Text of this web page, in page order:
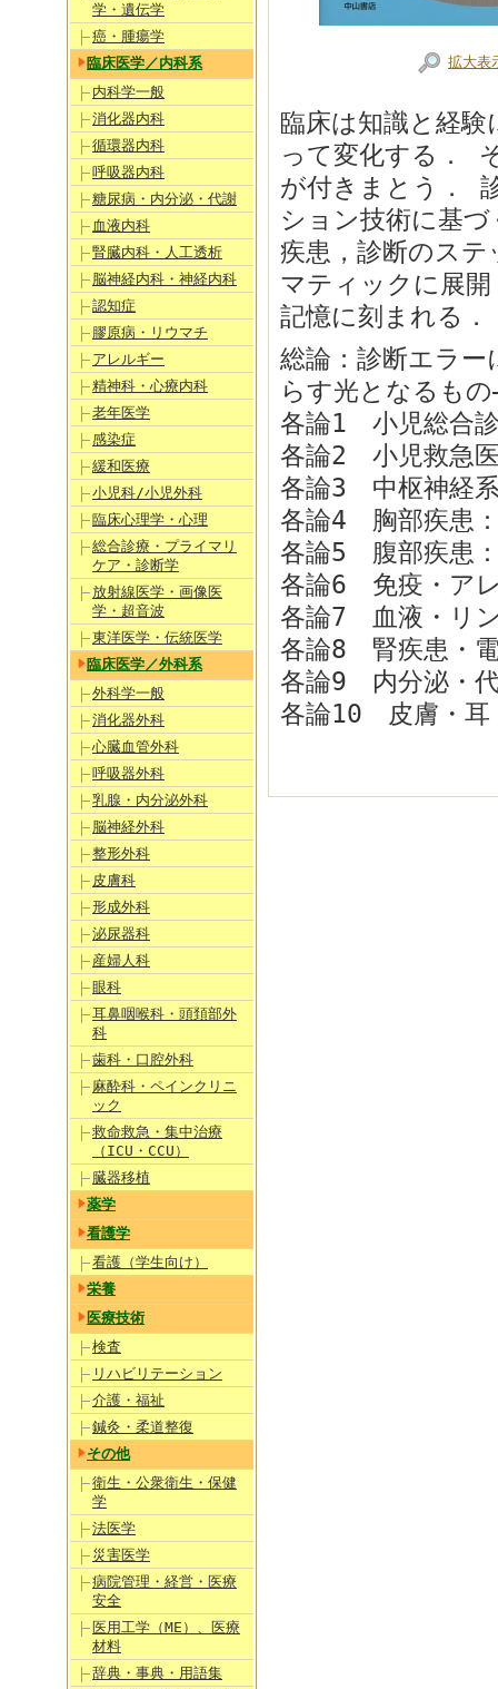
学・遺伝学
癌・腫瘍学
臨床医学／内科系
内科学一般
消化器内科
循環器内科
呼吸器内科
糖尿病・内分泌・代謝
血液内科
腎臓内科・人工透析
脳神経内科・神経内科
認知症
膠原病・リウマチ
アレルギー
精神科・心療内科
老年医学
感染症
緩和医療
小児科/小児外科
臨床心理学・心理
総合診療・プライマリ
ケア・診断学
放射線医学・画像医
学・超音波
東洋医学・伝統医学
臨床医学／外科系
外科学一般
消化器外科
心臓血管外科
呼吸器外科
乳腺・内分泌外科
脳神経外科
整形外科
皮膚科
形成外科
泌尿器科
産婦人科
眼科
耳鼻咽喉科・頭頚部外
科
歯科・口腔外科
麻酔科・ペインクリニ
ック
救命救急・集中治療
（ICU・CCU）
臓器移植
薬学
看護学
看護（学生向け）
栄養
医療技術
検査
リハビリテーション
介護・福祉
鍼灸・柔道整復
その他
衛生・公衆衛生・保健
学
法医学
災害医学
病院管理・経営・医療
安全
医用工学（ME）、医療
材料
辞典・事典・用語集
拡大表
臨床は知識と経
って変化する．
が付きまとう．
ション技術に基
疾患，診断のス
マティックに展
記憶に刻まれる
総論：診断エラ
らす光となるも
各論1 小児総合
各論2 小児救急
各論3 中枢神経
各論4 胸部疾患
各論5 腹部疾患
各論6 免疫・ア
各論7 血液・リ
各論8 腎疾患・
各論9 内分泌・
各論10 皮膚・耳